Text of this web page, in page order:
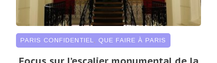
PARIS CONFIDENTIEL QUE FAIRE À PARIS